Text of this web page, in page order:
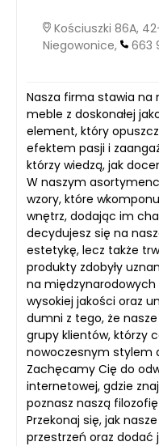
Kościuszki 86A,
Niegowonice,
663
Nasza firma stawia na
meble z doskonałej
element, który
efektem pasji i
którzy wiedzą, jak
W naszym
wzory, które
wnętrz, dodając im
decydujesz się na
estetykę, lecz także
produkty zdobyły
na
wysokiej jakości oraz
dumni z tego, że
grupy klientów, którzy
nowoczesnym stylem
Zachęcamy Cię do
internetowej, gdzie
poznasz naszą
Przekonaj się, jak
przestrzeń oraz dodać